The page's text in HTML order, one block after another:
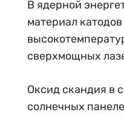
В ядерной
материал
сверхмощных
Оксид скандия в
солнечных